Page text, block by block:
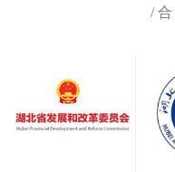
/ 合